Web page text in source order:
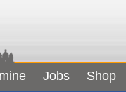
Jobs Shop